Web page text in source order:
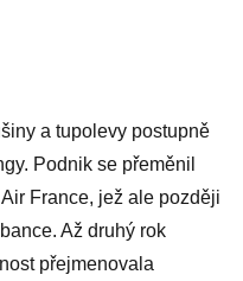
a tupolevy postupně
Podnik se přeměnil
France, jež ale později
Až druhý rok
přejmenovala